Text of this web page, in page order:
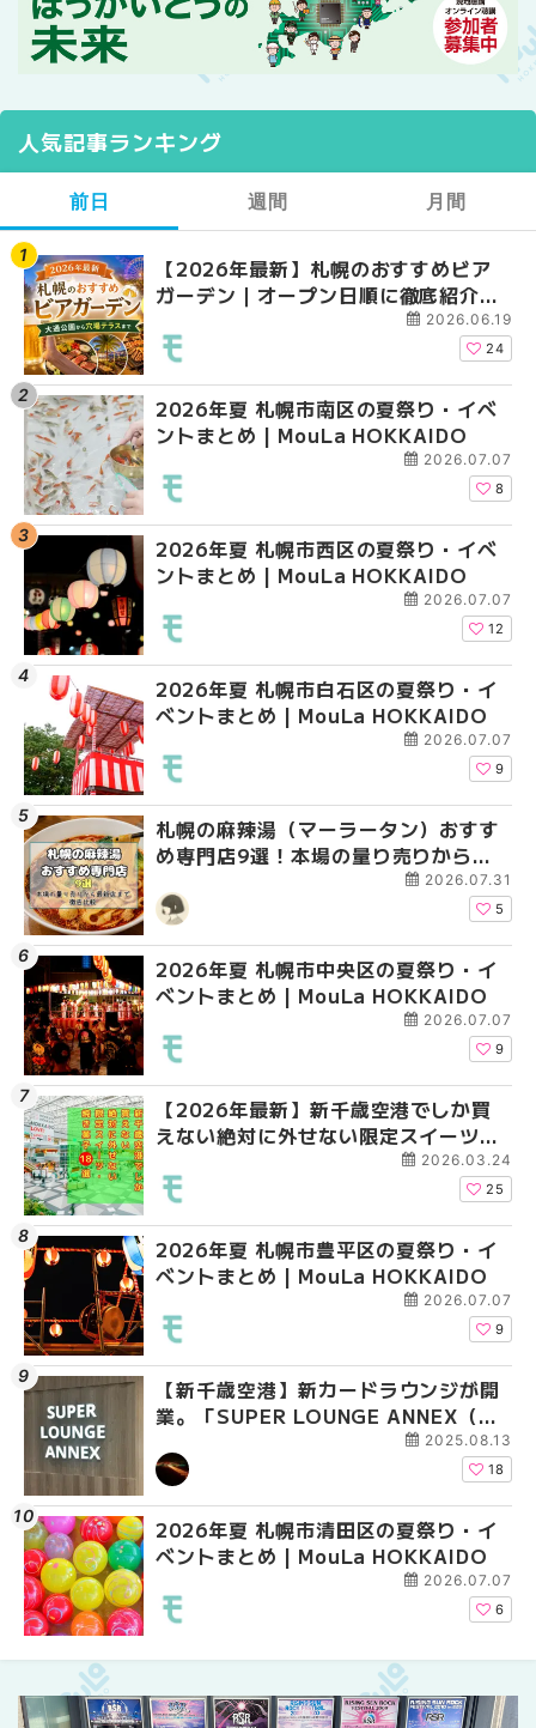
人気記事ランキング
前日
【2026年最新】札幌のおすすめビア
ガーデン｜オープン日順に徹底紹介！
大通公園から穴場テラスまで | MouLa
HOKKAIDO
2026.06.19
24
2026年夏 札幌市南区の夏祭り・イベ
ントまとめ | MouLa HOKKAIDO
2026.07.07
8
2026年夏 札幌市西区の夏祭り・イベ
ントまとめ | MouLa HOKKAIDO
2026.07.07
12
2026年夏 札幌市白石区の夏祭り・イ
ベントまとめ | MouLa HOKKAIDO
2026.07.07
9
札幌の麻辣湯（マーラータン）おすす
め専門店9選！本場の量り売りから最
新店まで徹底比較 | MouLa
HOKKAIDO
2026.07.31
5
2026年夏 札幌市中央区の夏祭り・イ
ベントまとめ | MouLa HOKKAIDO
2026.07.07
9
【2026年最新】新千歳空港でしか買
えない絶対に外せない限定スイーツ・
焼き菓子18選 | MouLa HOKKAIDO
2026.03.24
25
2026年夏 札幌市豊平区の夏祭り・イ
ベントまとめ | MouLa HOKKAIDO
2026.07.07
9
【新千歳空港】新カードラウンジが開
業。「SUPER LOUNGE ANNEX（ス
ーパーラウンジアネックス）」をご紹
介！！ | MouLa HOKKAIDO
2025.08.13
18
2026年夏 札幌市清田区の夏祭り・イ
ベントまとめ | MouLa HOKKAIDO
2026.07.07
6
週間
【2026年最新】札幌
ガーデン｜オープン日
大通公園から穴場テ
2026年夏 札幌市西区
ントまとめ | MouLa
2026年夏 札幌市北区
ントまとめ | MouLa
2026年夏 札幌市白石
ベントまとめ |
2026年夏 札幌市手稲
ベントまとめ |
2026年夏 札幌市南区
ントまとめ | MouLa
2026年夏 札幌市清田
ベントまとめ |
2026年夏 札幌市豊平
ベントまとめ |
2026年夏 札幌市中央
ベントまとめ |
2026年夏 恵庭市・千
イベントまとめ |
月間
【2026年最新】札幌
ガーデン｜オープン日
大通公園から穴場テ
2026年夏 札幌市北区
ントまとめ | MouLa
2026年夏 札幌市西区
ントまとめ | MouLa
2026年夏 札幌市白石
ベントまとめ |
2026年夏 札幌市手稲
ベントまとめ |
2026年夏 札幌市清田
ベントまとめ |
札幌の麻辣湯（マーラ
め専門店6選！本場の
新店まで徹底比較 |
【2026年最新】新千
えない絶対に外せない
焼き菓子18選 |
【新千歳空港】新カー
業。「SUPER
ーパーラウンジアネッ
介！！ | MouLa
2026年夏 札幌市豊平
ベントまとめ |